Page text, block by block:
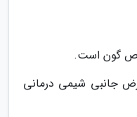
گون است.
جانبی شیمی درمانی